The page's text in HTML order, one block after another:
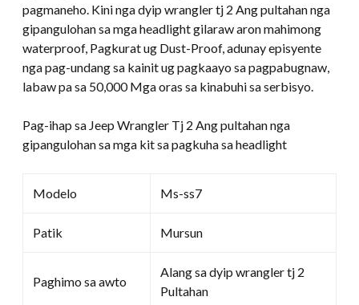
pagmaneho. Kini nga dyip wrangler tj 2 Ang pultahan nga
gipangulohan sa mga headlight gilaraw aron mahimong
waterproof, Pagkurat ug Dust-Proof, adunay episyente
nga pag-undang sa kainit ug pagkaayo sa pagpabugnaw,
labaw pa sa 50,000 Mga oras sa kinabuhi sa serbisyo.
Pag-ihap sa Jeep Wrangler Tj 2 Ang pultahan nga
gipangulohan sa mga kit sa pagkuha sa headlight
Modelo Ms-ss7
Patik Mursun
Paghimo sa awto
Alang sa dyip wrangler tj 2
Pultahan